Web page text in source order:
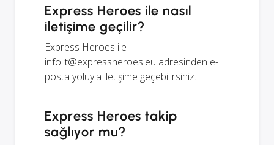
Express Heroes ile nasıl
iletişime geçilir?
Express Heroes ile
info.lt@expressheroes.eu adresinden e-
posta yoluyla iletişime geçebilirsiniz.
Express Heroes takip
sağlıyor mu?